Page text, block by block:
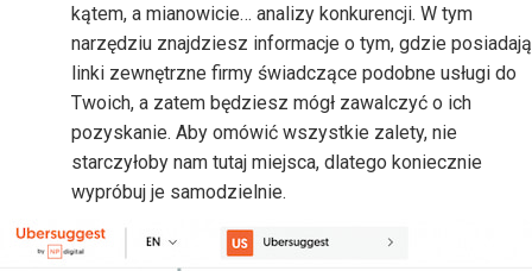
kątem, a mianowicie… analizy konkurencji. W tym
narzędziu znajdziesz informacje o tym, gdzie posiadają
linki zewnętrzne firmy świadczące podobne usługi do
Twoich, a zatem będziesz mógł zawalczyć o ich
pozyskanie. Aby omówić wszystkie zalety, nie
starczyłoby nam tutaj miejsca, dlatego koniecznie
wypróbuj je samodzielnie.